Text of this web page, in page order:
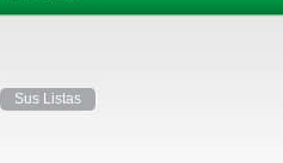
Sus Listas